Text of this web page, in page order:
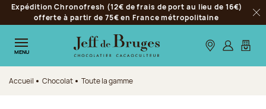
Aller à la navigation
Aller au contenu principal
Aller au pied de page
Expédition Chronofresh (12€ de frais de port au lieu de 16€)
offerte à partir de 75€ en France métropolitaine
MENU Nos boutiques
S’identifier
Mon
Accueil Chocolat Toute la gamme